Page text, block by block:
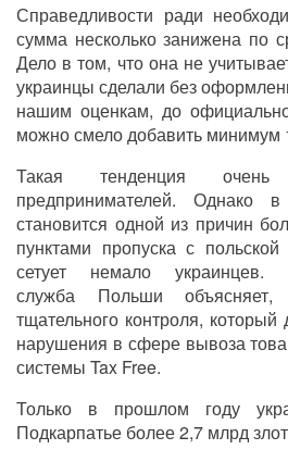
Справедливости ради
сумма несколько занижена по
Дело в том, что она не
украинцы сделали без
нашим оценкам, до
можно смело добавить минимум
Такая тенденция очень
предпринимателей.
становится одной из причин
пунктами пропуска с
сетует немало украинцев.
служба Польши объясняет,
тщательного контроля, который
нарушения в сфере вывоза
системы Tax Free.
Только в прошлом году
Подкарпатье более 2,7 млрд